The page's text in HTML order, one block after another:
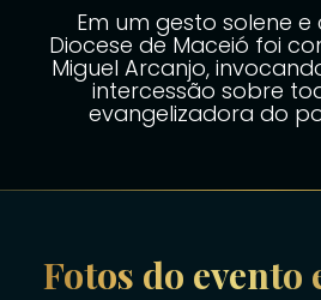
Em um gesto solene e
Diocese de Maceió foi
Miguel Arcanjo,
intercessão sobre
evangelizadora do
Fotos do evento